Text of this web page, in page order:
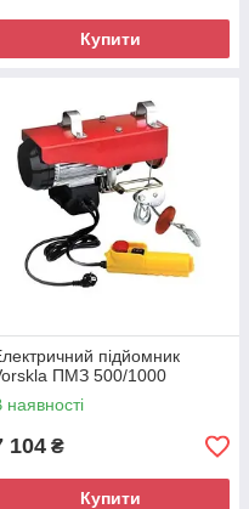
Купити
підйомник
ПМЗ 500/1000
наявності
104 ₴
Купити